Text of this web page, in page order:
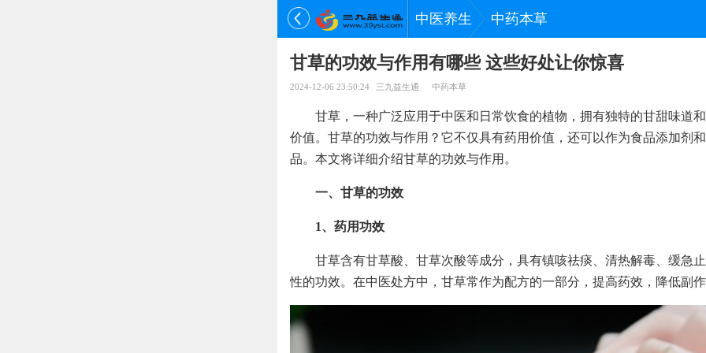
中医养生 中药本草
甘草的功效与作用有哪些 这些好处让你惊喜
2024-12-06 23:50:24 三九益生通 中药本草
甘草，一种广泛应用于中医和日常饮食的植物，拥有独特的甘甜味道
价值。甘草的功效与作用？它不仅具有药用价值，还可以作为食品添加剂
品。本文将详细介绍甘草的功效与作用。
一、甘草的功效
1、药用功效
甘草含有甘草酸、甘草次酸等成分，具有镇咳祛痰、清热解毒、缓急
性的功效。在中医处方中，甘草常作为配方的一部分，提高药效，降低副